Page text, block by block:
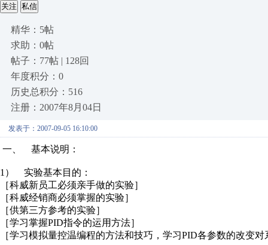
关注 私信
精华：5帖
求助：0帖
帖子：77帖 | 128回
年度积分：0
历史总积分：516
注册：2007年8月04日
发表于：2007-09-05 16:10:00
一、 基本说明：
1） 实验基本目的：
［科威新员工必须亲手做的实验］
［科威经销商必须掌握的实验］
［供第三方参考的实验］
［学习掌握PID指令的运用方法］
［学习模拟量控温编程的方法和技巧，学习PID各参数的改变